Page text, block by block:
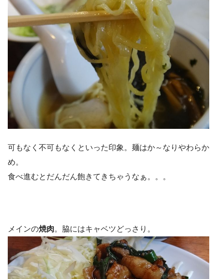
可もなく不可もなくといった印象。麺はか～なりやわらか
め。
食べ進むとだんだん飽きてきちゃうなぁ。。。
メインの焼肉。脇にはキャベツどっさり。